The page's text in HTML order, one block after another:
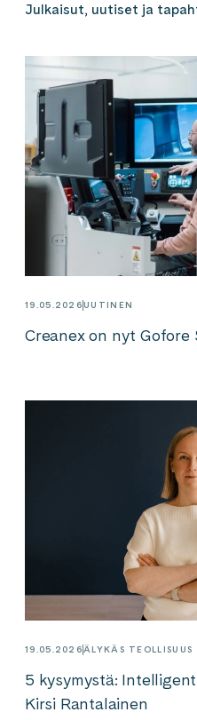
Julkaisut, uutiset ja
19.05.2026UUTINEN
Creanex on nyt Gofore
19.05.2026ÄLYKÄS TEOLLISUUS
5 kysymystä:
Kirsi Rantalainen